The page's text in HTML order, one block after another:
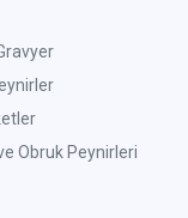
Obruk Peynirleri